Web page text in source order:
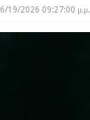
6/19/2026 09:27:00 μ.μ.